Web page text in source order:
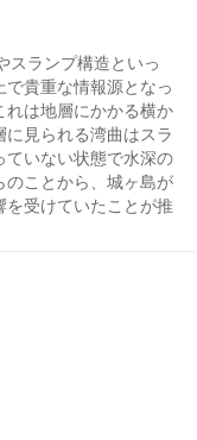
スランプ構造といっ
貴重な情報源となっ
れは地層にかかる横か
見られる湾曲はスラ
ていない状態で水深の
のことから、城ヶ島が
受けていたことが推